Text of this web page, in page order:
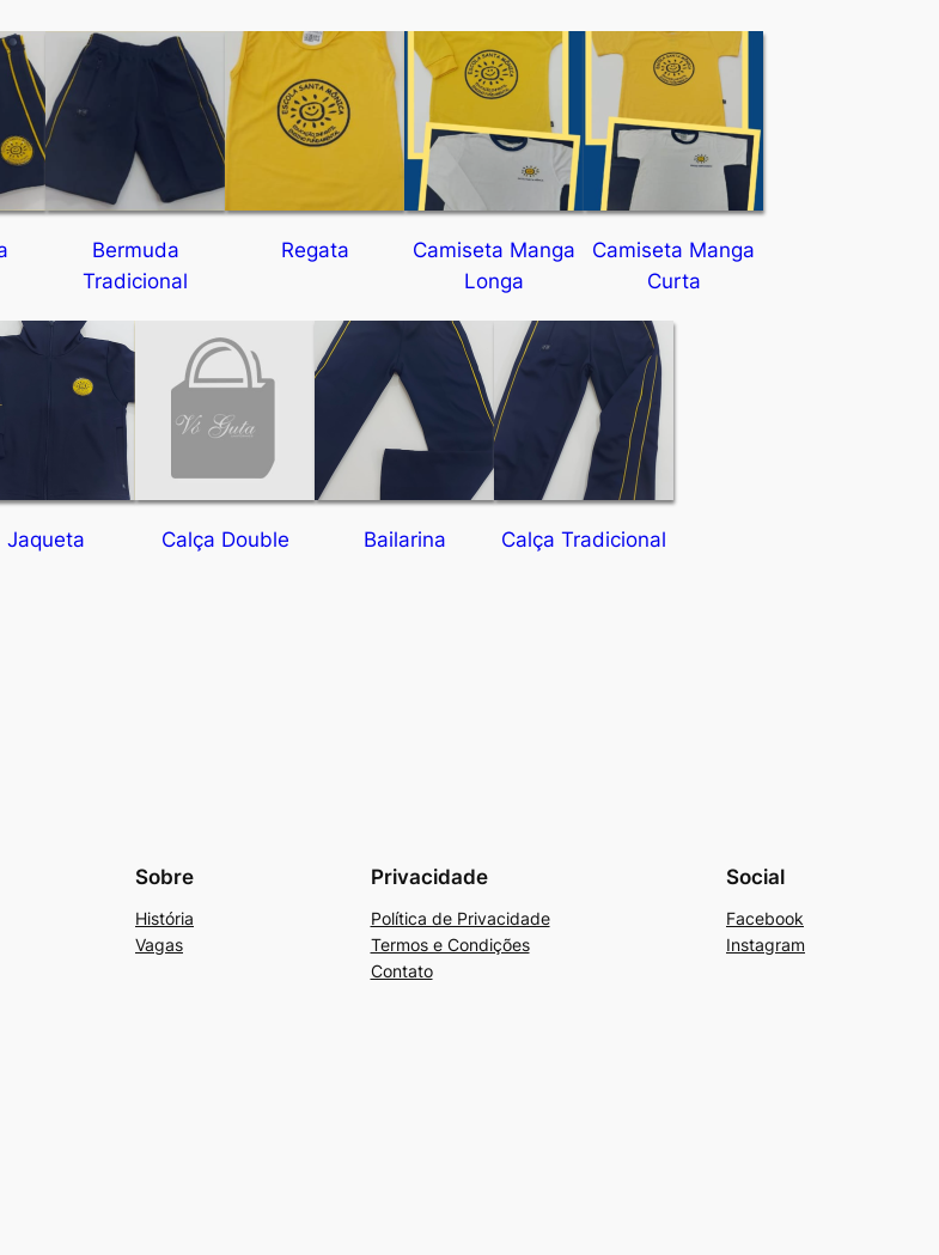
Bermuda
Tradicional
Regata
Camiseta Manga
Longa
Camiseta Manga
Curta
Jaqueta Calça Double Bailarina Calça Tradicional
Sobre
História
Vagas
Privacidade
Política de Privacidade
Termos e Condições
Contato
Social
Facebook
Instagram